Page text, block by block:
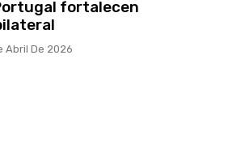
fortalecen
Abril De 2026